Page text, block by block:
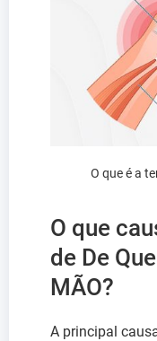
O que é a
O que
de De
MÃO?
A principal